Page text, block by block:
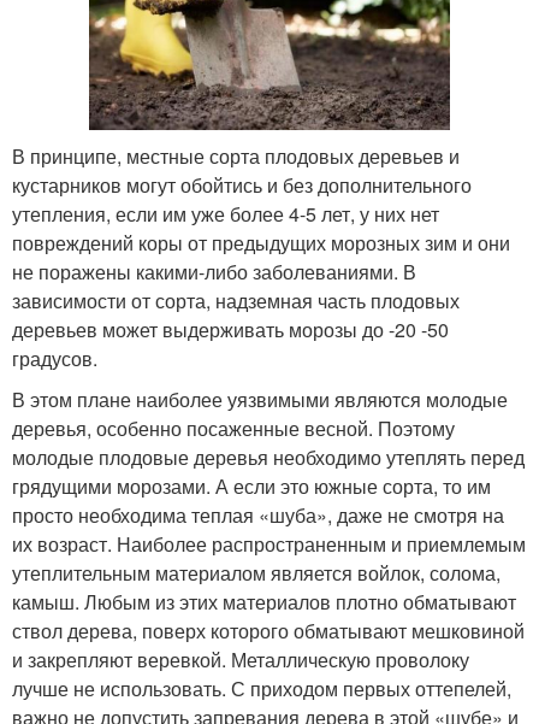
В принципе, местные сорта плодовых деревьев и
кустарников могут обойтись и без дополнительного
утепления, если им уже более 4-5 лет, у них нет
повреждений коры от предыдущих морозных зим и они
не поражены какими-либо заболеваниями. В
зависимости от сорта, надземная часть плодовых
деревьев может выдерживать морозы до -20 -50
градусов.
В этом плане наиболее уязвимыми являются молодые
деревья, особенно посаженные весной. Поэтому
молодые плодовые деревья необходимо утеплять перед
грядущими морозами. А если это южные сорта, то им
просто необходима теплая «шуба», даже не смотря на
их возраст. Наиболее распространенным и приемлемым
утеплительным материалом является войлок, солома,
камыш. Любым из этих материалов плотно обматывают
ствол дерева, поверх которого обматывают мешковиной
и закрепляют веревкой. Металлическую проволоку
лучше не использовать. С приходом первых оттепелей,
важно не допустить запревания дерева в этой «шубе» и